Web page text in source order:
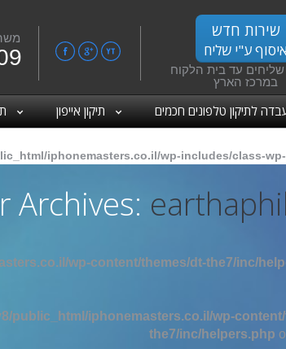
משה
FacebookGoogle+
YouTube
שירות חדש
ע"י שליח
שליחים עד בית הלקוח
במרכז הארץ
לתיקון טלפונים חכמים תיקון אייפון
iphonemasters.co.il/wp-includes/class-
Archives:
wp-content/themes/dt-the7/inc/
public_html/iphonemasters.co.il/wp-
the7/inc/helpers.php